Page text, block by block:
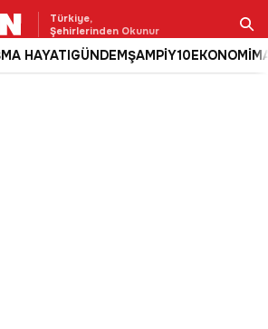
Türkiye,
Şehirlerinden Okunur
HAYATIGÜNDEMŞAMPİY10EKONOMİ
Ara